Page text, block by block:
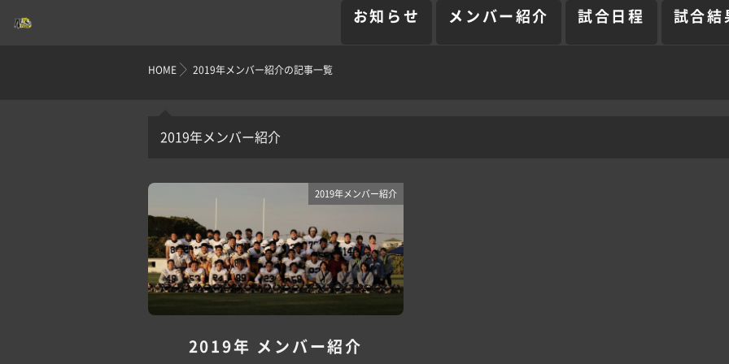
お知らせ メンバー紹介 試合日程 試合結
HOME 2019年メンバー紹介の記事一覧
2019年メンバー紹介
2019年メンバー紹介
2019年 メンバー紹介